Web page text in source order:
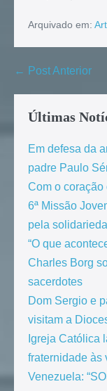
Arquivado em:
← Post Anterior
Últimas
Em defesa da
padre Paulo
Com o coração
6ª Missão
pela
“O que
Charles Borg
sacerdotes
Dom Sergio e
visitam a
Igreja Católica
fraternidade às
Venezuela: